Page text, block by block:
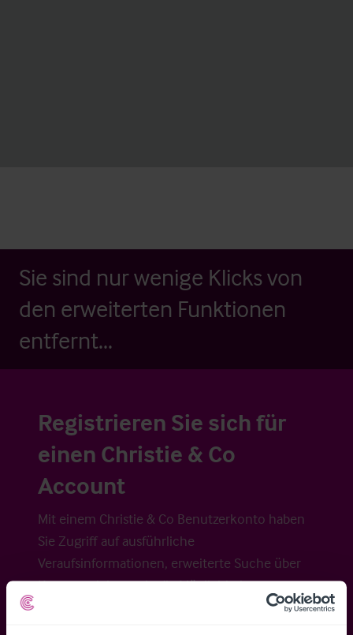
Sie sind nur wenige Klicks von
den erweiterten Funktionen
entfernt...
Registrieren Sie sich für
einen Christie & Co
Account
Mit einem Christie & Co Benutzerkonto haben
Sie Zugriff auf ausführliche
Veraufsinformationen, erweiterte Suche über
Kartenansicht sowie die Möglichkeit